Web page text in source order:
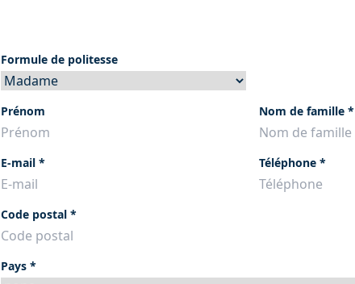
Formule de politesse
Prénom Nom de famille*
E-mail * Téléphone*
Code postal *
Pays *